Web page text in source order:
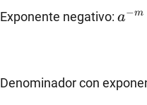
Exponente negativo: a^{-
a−m
Denominador con